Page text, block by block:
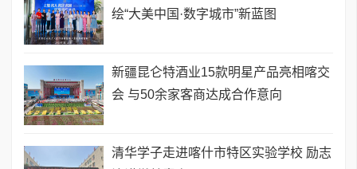
绘“大美中国·数字城市”新蓝图
新疆昆仑特酒业15款明星产品亮相喀交
会 与50余家客商达成合作意向
清华学子走进喀什市特区实验学校 励志